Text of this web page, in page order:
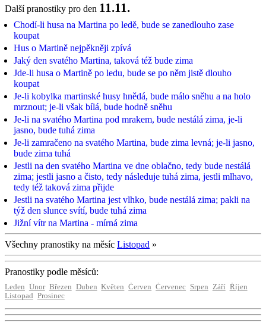
Další pranostiky pro den 11.11.
Chodí-li husa na Martina po ledě, bude se zanedlouho zase
koupat
Hus o Martině nejpěkněji zpívá
Jaký den svatého Martina, taková též bude zima
Jde-li husa o Martině po ledu, bude se po něm jistě dlouho
koupat
Je-li kobylka martinské husy hnědá, bude málo sněhu a na holo
mrznout; je-li však bílá, bude hodně sněhu
Je-li na svatého Martina pod mrakem, bude nestálá zima, je-li
jasno, bude tuhá zima
Je-li zamračeno na svatého Martina, bude zima levná; je-li jasno,
bude zima tuhá
Jestli na den svatého Martina ve dne oblačno, tedy bude nestálá
zima; jestli jasno a čisto, tedy následuje tuhá zima, jestli mlhavo,
tedy též taková zima přijde
Jestli na svatého Martina jest vlhko, bude nestálá zima; pakli na
týž den slunce svítí, bude tuhá zima
Jižní vítr na Martina - mírná zima
Všechny pranostiky na měsíc Listopad »
Pranostiky podle měsíců:
Leden Únor Březen Duben Květen Červen Červenec Srpen Září Říjen
Listopad Prosinec